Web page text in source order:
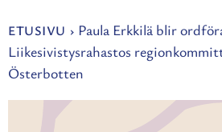
ETUSIVU › Paula Erkkilä blir
Liikesivistysrahastos
Österbotten